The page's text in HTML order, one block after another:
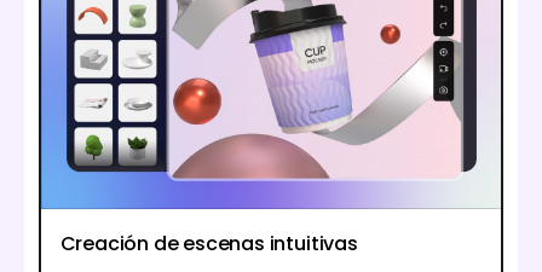
Creación de escenas intuitivas